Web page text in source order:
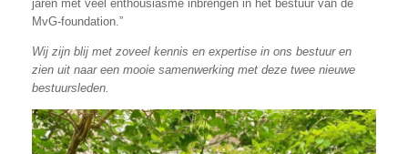
jaren met veel enthousiasme inbrengen in het bestuur van de
MvG-foundation.”
Wij zijn blij met zoveel kennis en expertise in ons bestuur en
zien uit naar een mooie samenwerking met deze twee nieuwe
bestuursleden.